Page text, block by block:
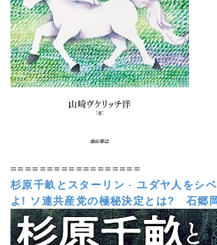
==================
杉原千畝とスターリン -ユダヤ人をシ
よ! ソ連共産党の極秘決定とは?
石郷